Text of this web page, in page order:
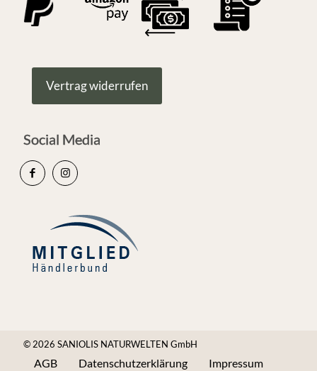
Vertrag widerrufen
Social Media
© 2026 SANIOLIS NATURWELTEN GmbH
AGB Datenschutzerklärung Impressum